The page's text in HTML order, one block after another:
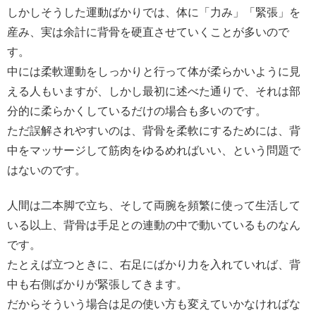
しかしそうした運動ばかりでは、体に「力み」「緊張」を
産み、実は余計に背骨を硬直させていくことが多いので
す。
中には柔軟運動をしっかりと行って体が柔らかいように見
える人もいますが、しかし最初に述べた通りで、それは部
分的に柔らかくしているだけの場合も多いのです。
ただ誤解されやすいのは、背骨を柔軟にするためには、背
中をマッサージして筋肉をゆるめればいい、という問題で
はないのです。
人間は二本脚で立ち、そして両腕を頻繁に使って生活して
いる以上、背骨は手足との連動の中で動いているものなん
です。
たとえば立つときに、右足にばかり力を入れていれば、背
中も右側ばかりが緊張してきます。
だからそういう場合は足の使い方も変えていかなければな